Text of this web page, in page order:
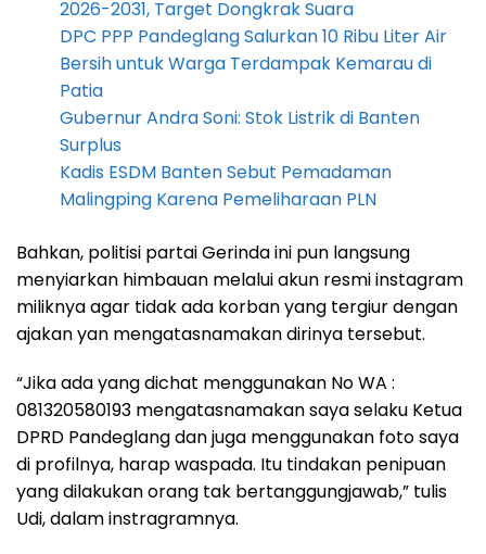
2026-2031, Target Dongkrak Suara
DPC PPP Pandeglang Salurkan 10 Ribu Liter Air
Bersih untuk Warga Terdampak Kemarau di
Patia
Gubernur Andra Soni: Stok Listrik di Banten
Surplus
Kadis ESDM Banten Sebut Pemadaman
Malingping Karena Pemeliharaan PLN
Bahkan, politisi partai Gerinda ini pun langsung
menyiarkan himbauan melalui akun resmi instagram
miliknya agar tidak ada korban yang tergiur dengan
ajakan yan mengatasnamakan dirinya tersebut.
“Jika ada yang dichat menggunakan No WA :
081320580193 mengatasnamakan saya selaku Ketua
DPRD Pandeglang dan juga menggunakan foto saya
di profilnya, harap waspada. Itu tindakan penipuan
yang dilakukan orang tak bertanggungjawab,” tulis
Udi, dalam instragramnya.